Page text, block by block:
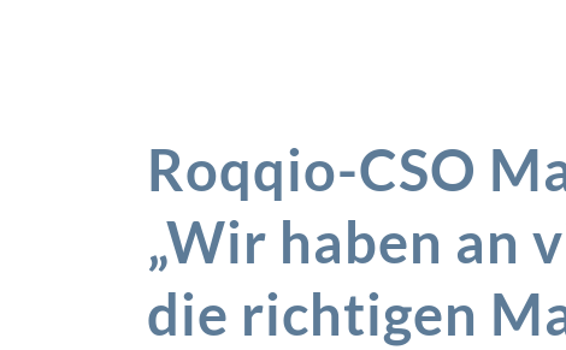
Roqqio-CSO
„Wir haben an
die richtigen